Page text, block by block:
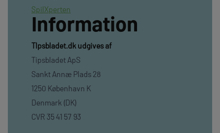
SpilXperten
Information
TIpsbladet.dk udgives af
Tipsbladet ApS
Sankt Annæ Plads 28
1250 København K
Denmark (DK)
CVR 35 41 57 93